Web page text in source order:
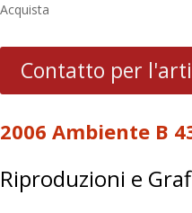
Acquista
Contatto per
2006 Ambiente B
Riproduzioni e